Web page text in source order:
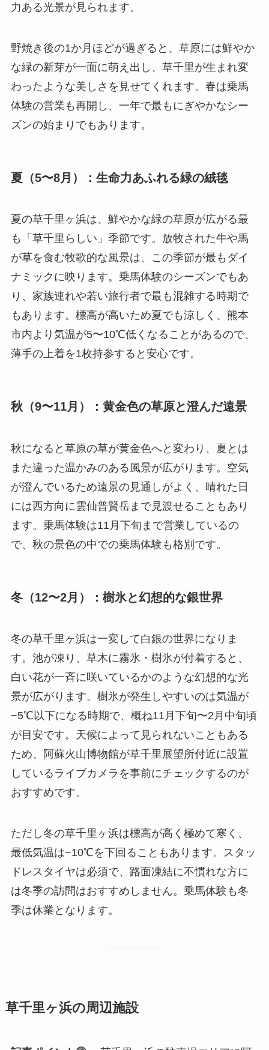
力ある光景が見られます。
野焼き後の1か月ほどが過ぎると、草原には鮮やか
な緑の新芽が一面に萌え出し、草千里が生まれ変
わったような美しさを見せてくれます。春は乗馬
体験の営業も再開し、一年で最もにぎやかなシー
ズンの始まりでもあります。
夏（5〜8月）：生命力あふれる緑の絨毯
夏の草千里ヶ浜は、鮮やかな緑の草原が広がる最
も「草千里らしい」季節です。放牧された牛や馬
が草を食む牧歌的な風景は、この季節が最もダイ
ナミックに映ります。乗馬体験のシーズンでもあ
り、家族連れや若い旅行者で最も混雑する時期で
もあります。標高が高いため夏でも涼しく、熊本
市内より気温が5〜10℃低くなることがあるので、
薄手の上着を1枚持参すると安心です。
秋（9〜11月）：黄金色の草原と澄んだ遠景
秋になると草原の草が黄金色へと変わり、夏とは
また違った温かみのある風景が広がります。空気
が澄んでいるため遠景の見通しがよく、晴れた日
には西方向に雲仙普賢岳まで見渡せることもあり
ます。乗馬体験は11月下旬まで営業しているの
で、秋の景色の中での乗馬体験も格別です。
冬（12〜2月）：樹氷と幻想的な銀世界
冬の草千里ヶ浜は一変して白銀の世界になりま
す。池が凍り、草木に霧氷・樹氷が付着すると、
白い花が一斉に咲いているかのような幻想的な光
景が広がります。樹氷が発生しやすいのは気温が
−5℃以下になる時期で、概ね11月下旬〜2月中旬頃
が目安です。天候によって見られないこともある
ため、阿蘇火山博物館が草千里展望所付近に設置
しているライブカメラを事前にチェックするのが
おすすめです。
ただし冬の草千里ヶ浜は標高が高く極めて寒く、
最低気温は−10℃を下回ることもあります。スタッ
ドレスタイヤは必須で、路面凍結に不慣れな方に
は冬季の訪問はおすすめしません。乗馬体験も冬
季は休業となります。
草千里ヶ浜の周辺施設